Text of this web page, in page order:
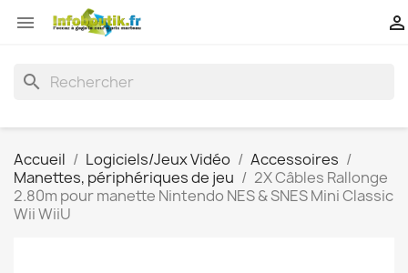
 
search
Accueil Logiciels/Jeux Vidéo
Accessoires
Manettes, périphériques de jeu
2X Câbles Rallonge
2.80m pour manette Nintendo NES & SNES Mini Classic
Wii WiiU